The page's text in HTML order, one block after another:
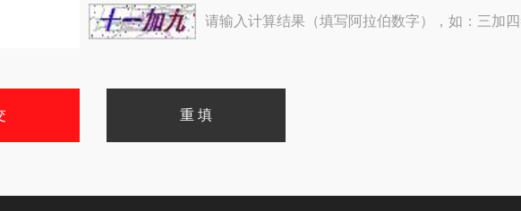
请输入计算结果（填写阿拉伯数字），如：三加